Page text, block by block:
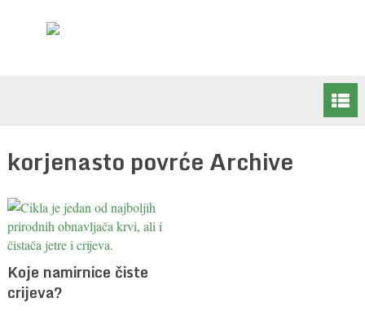
korjenasto povrće Archive
Koje namirnice čiste
crijeva?